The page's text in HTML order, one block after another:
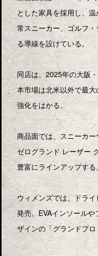
とした家具を採用し、
常スニーカー、ゴルフ
る導線を設けている。
同店は、2025年の大阪
本市場は北米以外で最
強化をはかる。
商品面では、スニーカ
ゼログランド レーザー
豊富にラインアップする。
ウィメンズでは、ドラ
発売。EVAインソール
ザインの「グランドプ